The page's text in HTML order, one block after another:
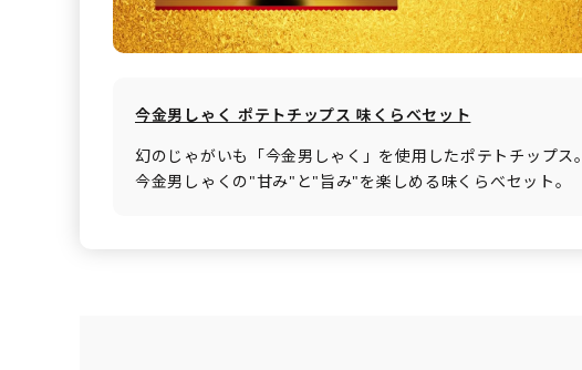
今金男しゃく ポテトチップス 味くらべセット
幻のじゃがいも「今金男しゃく」を使用したポテトチップス。
今金男しゃくの"甘み"と"旨み"を楽しめる味くらべセット。